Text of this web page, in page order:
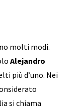
molti modi.
Alejandro
più d’uno. Nei
si chiama